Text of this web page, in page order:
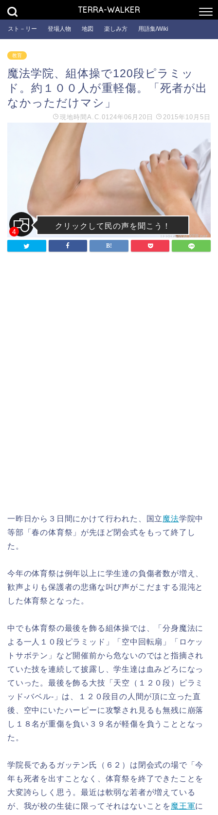
TERRA-WALKER
スト－リー 登場人物 地図 楽しみ方 用語集/Wiki
教育
魔法学院、組体操で120段ピラミッ
ド。約１００人が重軽傷。「死者が出
なかっただけマシ」
現地時間 A.C.0124年06月20日 2015年10月5日
4
クリックして民の声を聞こう！
一昨日から３日間にかけて行われた、国立魔法学院中
等部「春の体育祭」が先ほど閉会式をもって終了し
た。
今年の体育祭は例年以上に学生達の負傷者数が増え、
歓声よりも保護者の悲痛な叫び声がこだまする混沌と
した体育祭となった。
中でも体育祭の最後を飾る組体操では、「分身魔法に
よる一人１０段ピラミッド」「空中回転扇」「ロケッ
トサボテン」など開催前から危ないのではと指摘され
ていた技を連続して披露し、学生達は血みどろになっ
ていった。最後を飾る大技「天空（１２０段）ピラミ
ッド-バベル-」は、１２０段目の人間が頂に立った直
後、空中にいたハーピーに攻撃され見るも無残に崩落
し１８名が重傷を負い３９名が軽傷を負うこととなっ
た。
学院長であるガッテン氏（６２）は閉会式の場で「今
年も死者を出すことなく、体育祭を終了できたことを
大変誇らしく思う。最近は軟弱な若者が増えている
が、我が校の生徒に限ってそれはないことを魔王軍に